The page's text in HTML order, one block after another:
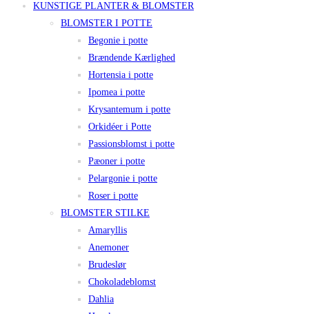
KUNSTIGE PLANTER & BLOMSTER
BLOMSTER I POTTE
Begonie i potte
Brændende Kærlighed
Hortensia i potte
Ipomea i potte
Krysantemum i potte
Orkidéer i Potte
Passionsblomst i potte
Pæoner i potte
Pelargonie i potte
Roser i potte
BLOMSTER STILKE
Amaryllis
Anemoner
Brudeslør
Chokoladeblomst
Dahlia